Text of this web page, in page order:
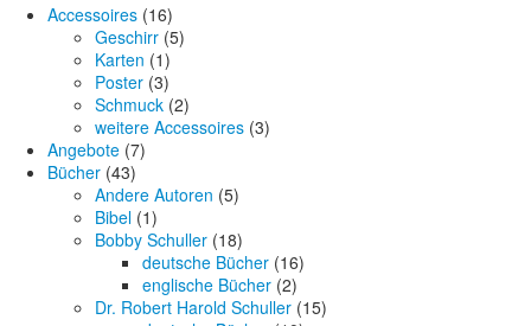
Accessoires (16)
Geschirr (5)
Karten (1)
Poster (3)
Schmuck (2)
weitere Accessoires (3)
Angebote (7)
Bücher (43)
Andere Autoren (5)
Bibel (1)
Bobby Schuller (18)
deutsche Bücher (16)
englische Bücher (2)
Dr. Robert Harold Schuller (15)